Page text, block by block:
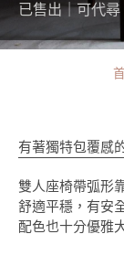
已售出｜可代尋
有著獨特包覆感
雙人座椅帶弧形
舒適平穩，有安
配色也十分優雅